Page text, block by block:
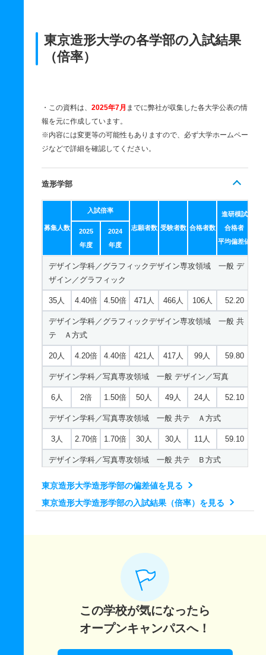
東京造形大学の各学部の入試結果
（倍率）
・この資料は、 2025年7月 までに弊社が収集した各大学公表の情
報を元に作成しています。
※内容には変更等の可能性もありますので、必ず大学ホームペー
ジなどで詳細を確認してください。
造形学部
募集人数
入試倍率
志願者数 受験者数 合格者数
進研模試
合格者
平均偏差値
2025
年度
2024
年度
デザイン学科／グラフィックデザイン専攻領域 一般 デ
ザイン／グラフィック
35人 4.40倍 4.50倍 471人 466人 106人 52.20
デザイン学科／グラフィックデザイン専攻領域 一般 共
テ Ａ方式
20人 4.20倍 4.40倍 421人 417人 99人 59.80
デザイン学科／写真専攻領域 一般 デザイン／写真
6人 2倍 1.50倍 50人 49人 24人 52.10
デザイン学科／写真専攻領域 一般 共テ Ａ方式
3人 2.70倍 1.70倍 30人 30人 11人 59.10
デザイン学科／写真専攻領域 一般 共テ Ｂ方式
3人 2.40倍 1.90倍 45人 45人
デザイン学科／映画・映像専攻領域 一般 デザイン／映
デザイン学科／映画・映像専攻領域 一般 共テ Ａ方式
52人
デザイン学科／映画・映像専攻領域 一般 共テ Ｂ方式
2.50倍 101人 100人 40人
東京造形大学造形学部の偏差値を見る
東京造形大学造形学部の入試結果（倍率）を見る
この学校が気になったら
オープンキャンパスへ！